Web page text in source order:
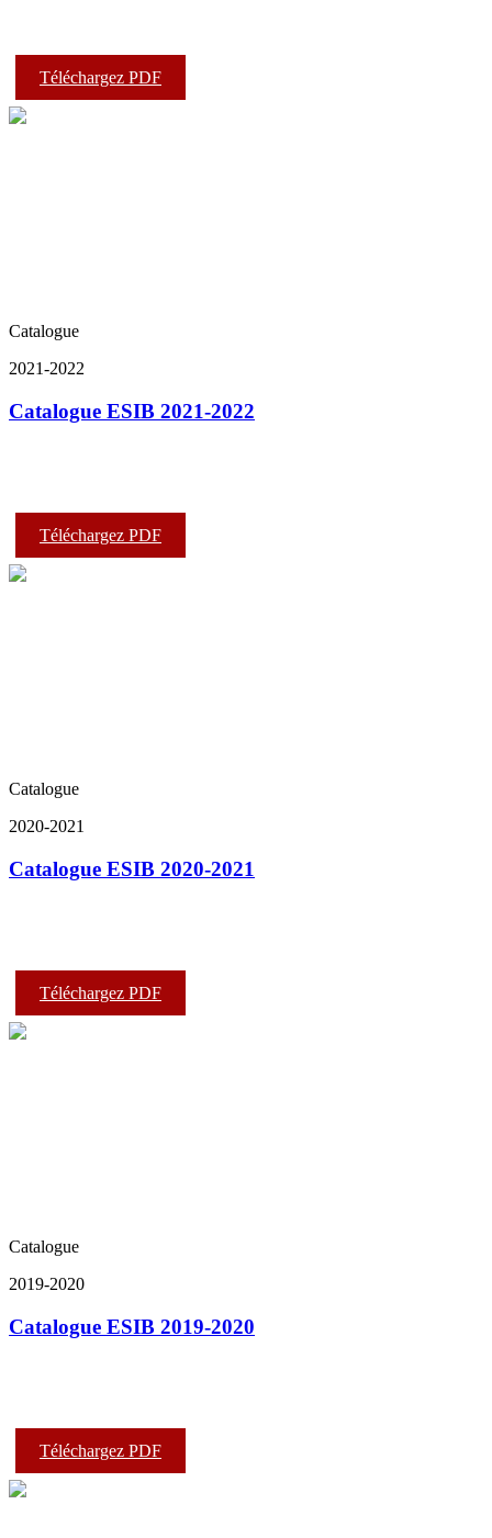
Téléchargez PDF
Catalogue
2021-2022
Catalogue ESIB 2021-2022
Téléchargez PDF
Catalogue
2020-2021
Catalogue ESIB 2020-2021
Téléchargez PDF
Catalogue
2019-2020
Catalogue ESIB 2019-2020
Téléchargez PDF